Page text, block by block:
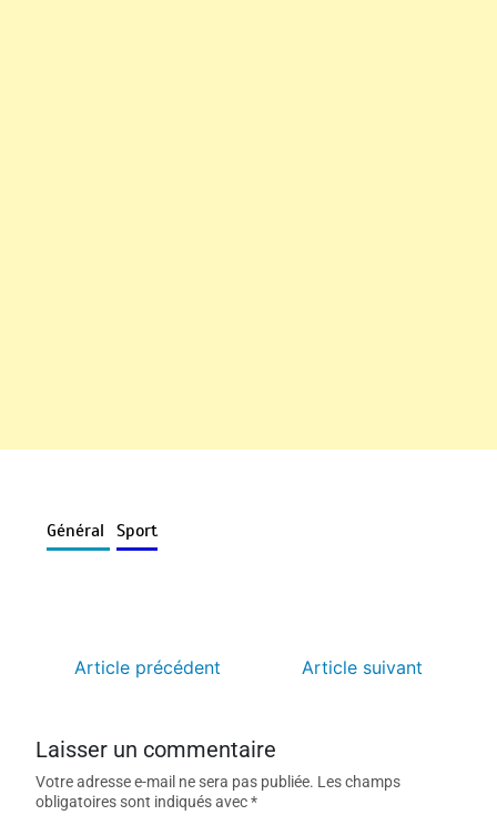
Général Sport
Article précédent Article suivant
Laisser un commentaire
Votre adresse e-mail ne sera pas publiée. Les champs
obligatoires sont indiqués avec*